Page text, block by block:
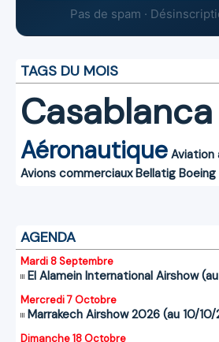
Pas de spam ·
TAGS DU MOIS
Casablanca
Aéronautique Aviation
Avions commerciaux Bellatig Boeing
AGENDA
Mardi 8 Septembre
El Alamein International Airshow
Mercredi 7 Octobre
Marrakech Airshow 2026 (au 10/
Dimanche 18 Octobre